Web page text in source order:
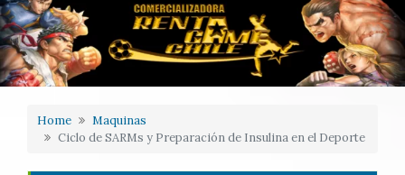
Home
Maquinas
Ciclo de SARMs y Preparación de Insulina en el Deporte